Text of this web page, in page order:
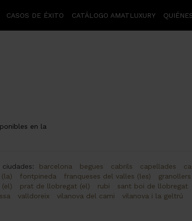
CASOS DE ÉXITO CATÁLOGO AMATLUXURY
en la
ciudades: barcelona begues cabrils capellades
fontpineda franqueses del valles (les) granollers
prat de llobregat (el) rubi sant boi de llobregat
valldoreix vilanova del cami vilanova i la geltrú